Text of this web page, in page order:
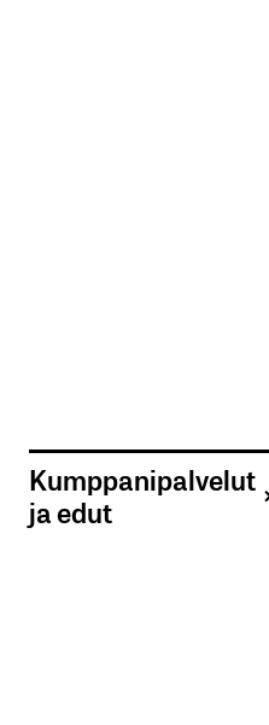
Kumppanipalvelut
ja edut